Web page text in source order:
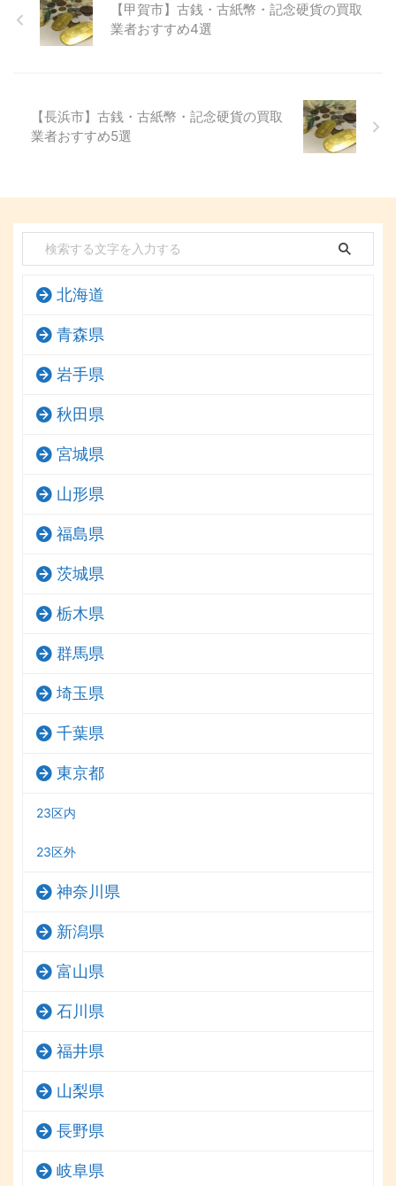
【甲賀市】古銭・古紙幣・記念硬貨の買取
業者おすすめ4選
【長浜市】古銭・古紙幣・記念硬貨の買取
業者おすすめ5選
北海道
青森県
岩手県
秋田県
宮城県
山形県
福島県
茨城県
栃木県
群馬県
埼玉県
千葉県
東京都
23区内
23区外
神奈川県
新潟県
富山県
石川県
福井県
山梨県
長野県
岐阜県